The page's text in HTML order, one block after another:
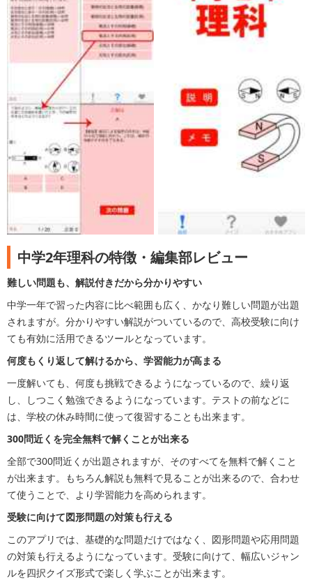
中学2年理科の特徴・編集部レビュー
難しい問題も、解説付きだから分かりやすい
中学一年で習った内容に比べ範囲も広く、かなり難しい問題が出題
されますが。分かりやすい解説がついているので、高校受験に向け
ても有効に活用できるツールとなっています。
何度もくり返して解けるから、学習能力が高まる
一度解いても、何度も挑戦できるようになっているので、繰り返
し、しつこく勉強できるようになっています。テストの前などに
は、学校の休み時間に使って復習することも出来ます。
300問近くを完全無料で解くことが出来る
全部で300問近くが出題されますが、そのすべてを無料で解くこと
が出来ます。もちろん解説も無料で見ることが出来るので、合わせ
て使うことで、より学習能力を高められます。
受験に向けて図形問題の対策も行える
このアプリでは、基礎的な問題だけではなく、図形問題や応用問題
の対策も行えるようになっています。受験に向けて、幅広いジャン
ルを四択クイズ形式で楽しく学ぶことが出来ます。